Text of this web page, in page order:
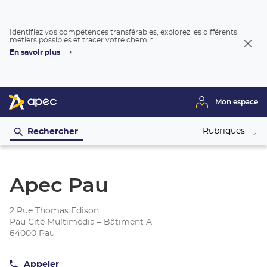
Identifiez vos compétences transférables, explorez les différents
métiers possibles et tracer votre chemin.
En savoir plus
Mon espace
Rechercher Rubriques
Apec Pau
2 Rue Thomas Edison
Pau Cité Multimédia – Bâtiment A
64000 Pau
Appeler